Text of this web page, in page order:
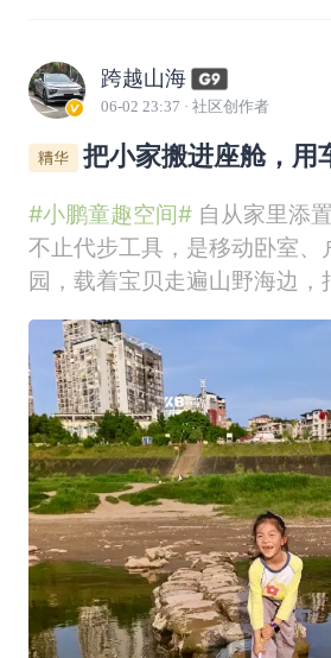
跨越山海
06-02 23:37 · 社区创作者
把小家搬进座舱，用
#小鹏童趣空间#自从家里添
不止代步工具，是移动卧室、
园，载着宝贝走遍山野海边，
满童趣。 一、改装移动小家
窝 为适配亲子出行，精心改
排轻松变床，柔软被褥、卡通
途出游时，孩子窝在后座铺好
被子